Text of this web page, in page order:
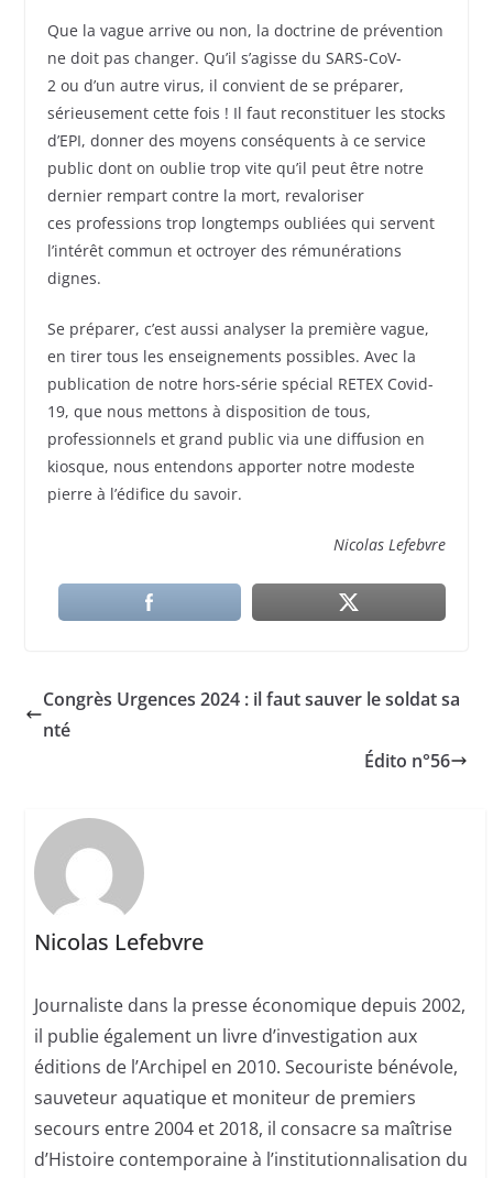
Que la vague arrive ou non, la doctrine de prévention
ne doit pas changer. Qu’il s’agisse du SARS-CoV-
2 ou d’un autre virus, il convient de se préparer,
sérieusement cette fois ! Il faut reconstituer les stocks
d’EPI, donner des moyens conséquents à ce service
public dont on oublie trop vite qu’il peut être notre
dernier rempart contre la mort, revaloriser
ces professions trop longtemps oubliées qui servent
l’intérêt commun et octroyer des rémunérations
dignes.
Se préparer, c’est aussi analyser la première vague,
en tirer tous les enseignements possibles. Avec la
publication de notre hors-série spécial RETEX Covid-
19, que nous mettons à disposition de tous,
professionnels et grand public via une diffusion en
kiosque, nous entendons apporter notre modeste
pierre à l’édifice du savoir.
Nicolas Lefebvre
Congrès Urgences 2024 : il faut sauver le soldat sa
nté
Édito n°56
Nicolas Lefebvre
Journaliste dans la presse économique depuis 2002,
il publie également un livre d’investigation aux
éditions de l’Archipel en 2010. Secouriste bénévole,
sauveteur aquatique et moniteur de premiers
secours entre 2004 et 2018, il consacre sa maîtrise
d’Histoire contemporaine à l’institutionnalisation du